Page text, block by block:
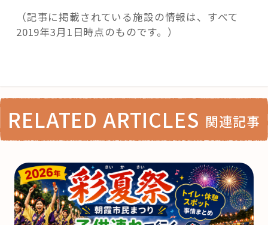
（記事に掲載されている施設の情報は、すべて
2019年3月1日時点のものです。）
RELATED ARTICLES 関連記事